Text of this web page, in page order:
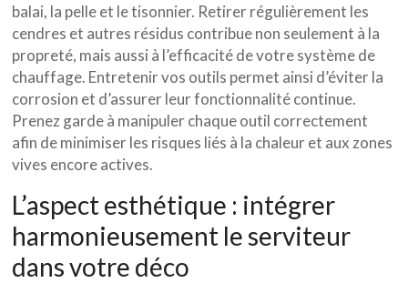
balai, la pelle et le tisonnier. Retirer régulièrement les
cendres et autres résidus contribue non seulement à la
propreté, mais aussi à l’efficacité de votre système de
chauffage. Entretenir vos outils permet ainsi d’éviter la
corrosion et d’assurer leur fonctionnalité continue.
Prenez garde à manipuler chaque outil correctement
afin de minimiser les risques liés à la chaleur et aux zones
vives encore actives.
L’aspect esthétique : intégrer
harmonieusement le serviteur
dans votre déco